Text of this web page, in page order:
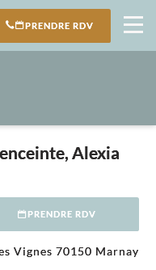
PRENDRE RDV
Alexia
PRENDRE RDV
Vignes 70150 Marnay